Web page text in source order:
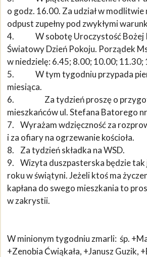
o godz. 16.00. Za udział w
odpust zupełny pod zwykłymi
4. W sobotę Uroczystość Bożej
Światowy Dzień Pokoju. Porządek
w niedzielę: 6.45; 8.00; 10.00; 11.30;
5. W tym tygodniu przypada
miesiąca.
6. Za tydzień proszę o
mieszkańców ul. Stefana Batorego
7. Wyrażam wdzięczność za
i za ofiary na ogrzewanie kościoła.
8. Za tydzień składka na WSD.
9. Wizyta duszpasterska będzie tak
roku w świątyni. Jeżeli ktoś ma
kapłana do swego mieszkania to
w zakrystii.
W minionym tygodniu zmarli: śp.
+Zenobia Ćwiąkała, +Janusz Guzik,